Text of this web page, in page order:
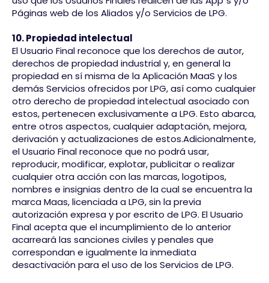
Páginas web de los Aliados y/o Servicios de LPG.
10. Propiedad intelectual
El Usuario Final reconoce que los derechos de autor,
derechos de propiedad industrial y, en general la
propiedad en sí misma de la Aplicación MaaS y los
demás Servicios ofrecidos por LPG, así como cualquier
otro derecho de propiedad intelectual asociado con
estos, pertenecen exclusivamente a LPG. Esto abarca,
entre otros aspectos, cualquier adaptación, mejora,
derivación y actualizaciones de estos.Adicionalmente,
el Usuario Final reconoce que no podrá usar,
reproducir, modificar, explotar, publicitar o realizar
cualquier otra acción con las marcas, logotipos,
nombres e insignias dentro de la cual se encuentra la
marca Maas, licenciada a LPG, sin la previa
autorización expresa y por escrito de LPG. El Usuario
Final acepta que el incumplimiento de lo anterior
acarreará las sanciones civiles y penales que
correspondan e igualmente la inmediata
desactivación para el uso de los Servicios de LPG.​